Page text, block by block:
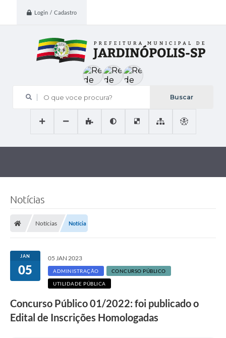
Login / Cadastro
O que voce procura?
Notícias
Notícias Notícia
JAN
05
05 JAN 2023
ADMINISTRAÇÃO CONCURSO PÚBLICO
UTILIDADE PÚBLICA
Concurso Público 01/2022: foi publicado o
Edital de Inscrições Homologadas